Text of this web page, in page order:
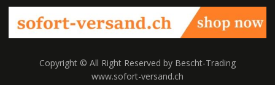
Copyright © All Right Reserved by Bescht-Trading
www.sofort-versand.ch